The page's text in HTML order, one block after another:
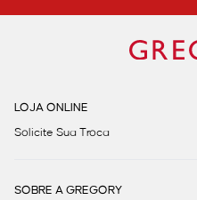
LOJA ONLINE
Solicite Sua Troca
SOBRE A GREGORY